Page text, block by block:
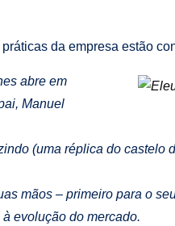
da empresa estão
abre em
Manuel
(uma réplica do castelo
mãos – primeiro para o
evolução do mercado.